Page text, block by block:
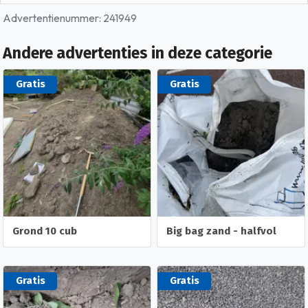
Advertentienummer: 241949
Andere advertenties in deze categorie
Gratis
Grond 10 cub
Gratis
Big bag zand - halfvol
Gratis Gratis